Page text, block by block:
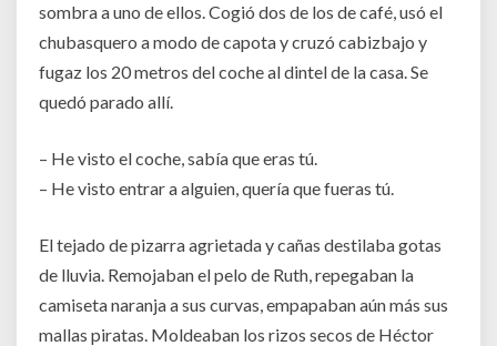
sombra a uno de ellos. Cogió dos de los de café, usó el
chubasquero a modo de capota y cruzó cabizbajo y
fugaz los 20 metros del coche al dintel de la casa. Se
quedó parado allí.
– He visto el coche, sabía que eras tú.
– He visto entrar a alguien, quería que fueras tú.
El tejado de pizarra agrietada y cañas destilaba gotas
de lluvia. Remojaban el pelo de Ruth, repegaban la
camiseta naranja a sus curvas, empapaban aún más sus
mallas piratas. Moldeaban los rizos secos de Héctor